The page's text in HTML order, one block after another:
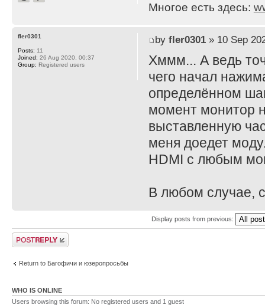
Многое есть здесь:
by fler0301» 10 Sep
Хммм... А ведь
чего начал
определённом
момент монитор
выставленную
меня доедет
HDMI с любым
В любом случае,
fler0301
Posts: 11
Joined: 26 Aug 2020, 00:37
Group: Registered users
Display posts from previous:
Post a reply
Return to Багофичи и юзеропросьбы
WHO IS ONLINE
Users browsing this forum: No registered users and 1 guest